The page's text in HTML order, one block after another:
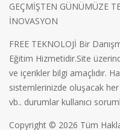
GEÇMİŞTEN GÜNÜMÜZE
İNOVASYON
FREE TEKNOLOJİ Bir
Eğitim Hizmetidir.Site
ve içerikler bilgi amaçlıdır.
sistemlerinizde oluşacak
vb.. durumlar kullanıcı
Copyright © 2026 Tüm